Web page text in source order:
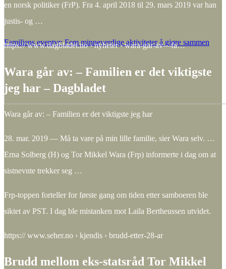
Familiens eventyr: Fem minneverdige aktiviteter å gjøre sammen
en norsk politiker (FrP). Fra 4. april 2018 til 29. mars 2019 var han
justis- og …
https:// www.dagbladet.no › nyheter › wara-gar-av—fa…
Wara går av: – Familien er det viktigste
jeg har – Dagbladet
Wara går av: – Familien er det viktigste jeg har
28. mar. 2019 — Må ta vare på min lille familie, sier Wara selv. …
Erna Solberg (H) og Tor Mikkel Wara (Frp) informerte i dag om at
sistnevnte trekker seg …
Frp-toppen forteller for første gang om tiden etter samboeren ble
siktet av PST. I dag ble mistanken mot Laila Bertheussen utvidet.
https:// www.seher.no › kjendis › brudd-etter-28-ar
Brudd mellom eks-statsråd Tor Mikkel